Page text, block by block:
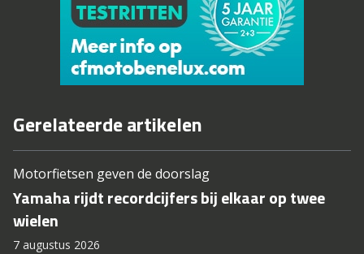
Gerelateerde artikelen
Motorfietsen geven de doorslag
Yamaha rijdt recordcijfers bij elkaar op twee
wielen
7 augustus 2026